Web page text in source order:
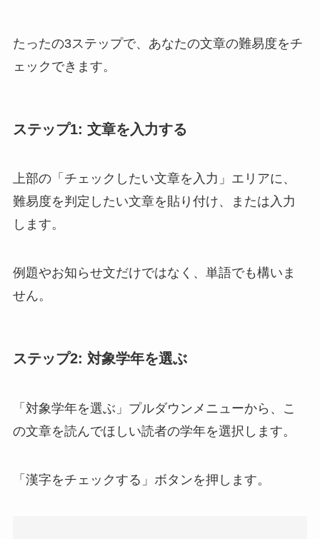
たったの3ステップで、あなたの文章の難易度をチ
ェックできます。
ステップ1: 文章を入力する
上部の「チェックしたい文章を入力」エリアに、
難易度を判定したい文章を貼り付け、または入力
します。
例題やお知らせ文だけではなく、単語でも構いま
せん。
ステップ2: 対象学年を選ぶ
「対象学年を選ぶ」プルダウンメニューから、こ
の文章を読んでほしい読者の学年を選択します。
「漢字をチェックする」ボタンを押します。